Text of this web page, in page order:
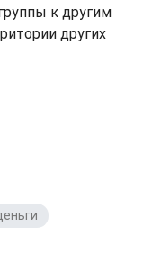
к другим
других